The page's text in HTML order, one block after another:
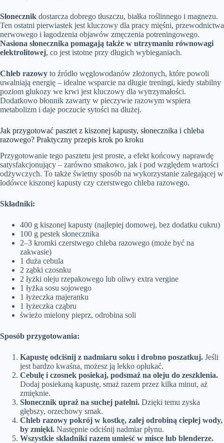
Słonecznik dostarcza dobrego tłuszczu, białka roślinnego i magnezu.
Ten ostatni pierwiastek jest kluczowy dla pracy mięśni, przewodnictwa
nerwowego i łagodzenia objawów zmęczenia potreningowego.
Nasiona słonecznika pomagają także w utrzymaniu równowagi
elektrolitowej, co jest istotne przy długich wybieganiach.
Chleb razowy to źródło węglowodanów złożonych, które powoli
uwalniają energię – idealne wsparcie na długie treningi, kiedy stabilny
poziom glukozy we krwi jest kluczowy dla wytrzymałości.
Dodatkowo błonnik zawarty w pieczywie razowym wspiera
metabolizm i daje poczucie sytości na dłużej.
Jak przygotować pasztet z kiszonej kapusty, słonecznika i chleba
razowego? Praktyczny przepis krok po kroku
Przygotowanie tego pasztetu jest proste, a efekt końcowy naprawdę
satysfakcjonujący – zarówno smakowo, jak i pod względem wartości
odżywczych. To także świetny sposób na wykorzystanie zalegającej w
lodówce kiszonej kapusty czy czerstwego chleba razowego.
Składniki:
400 g kiszonej kapusty (najlepiej domowej, bez dodatku cukru)
100 g pestek słonecznika
2–3 kromki czerstwego chleba razowego (może być na
zakwasie)
1 duża cebula
2 ząbki czosnku
2 łyżki oleju rzepakowego lub oliwy extra vergine
1 łyżka sosu sojowego
1 łyżeczka majeranku
1 łyżeczka cząbru
świeżo mielony pieprz, odrobina soli
Sposób przygotowania:
Kapustę odciśnij z nadmiaru soku i drobno poszatkuj. Jeśli
jest bardzo kwaśna, możesz ją lekko opłukać.
Cebulę i czosnek posiekaj, podsmaż na oleju do zeszklenia.
Dodaj posiekaną kapustę, smaż razem przez kilka minut, aż
zmięknie.
Słonecznik upraż na suchej patelni. Dzięki temu zyska
głębszy, orzechowy smak.
Chleb razowy pokrój w kostkę, zalej odrobiną ciepłej wody,
by zmiękł. Następnie odciśnij nadmiar płynu.
Wszystkie składniki razem umieść w misce lub blenderze.